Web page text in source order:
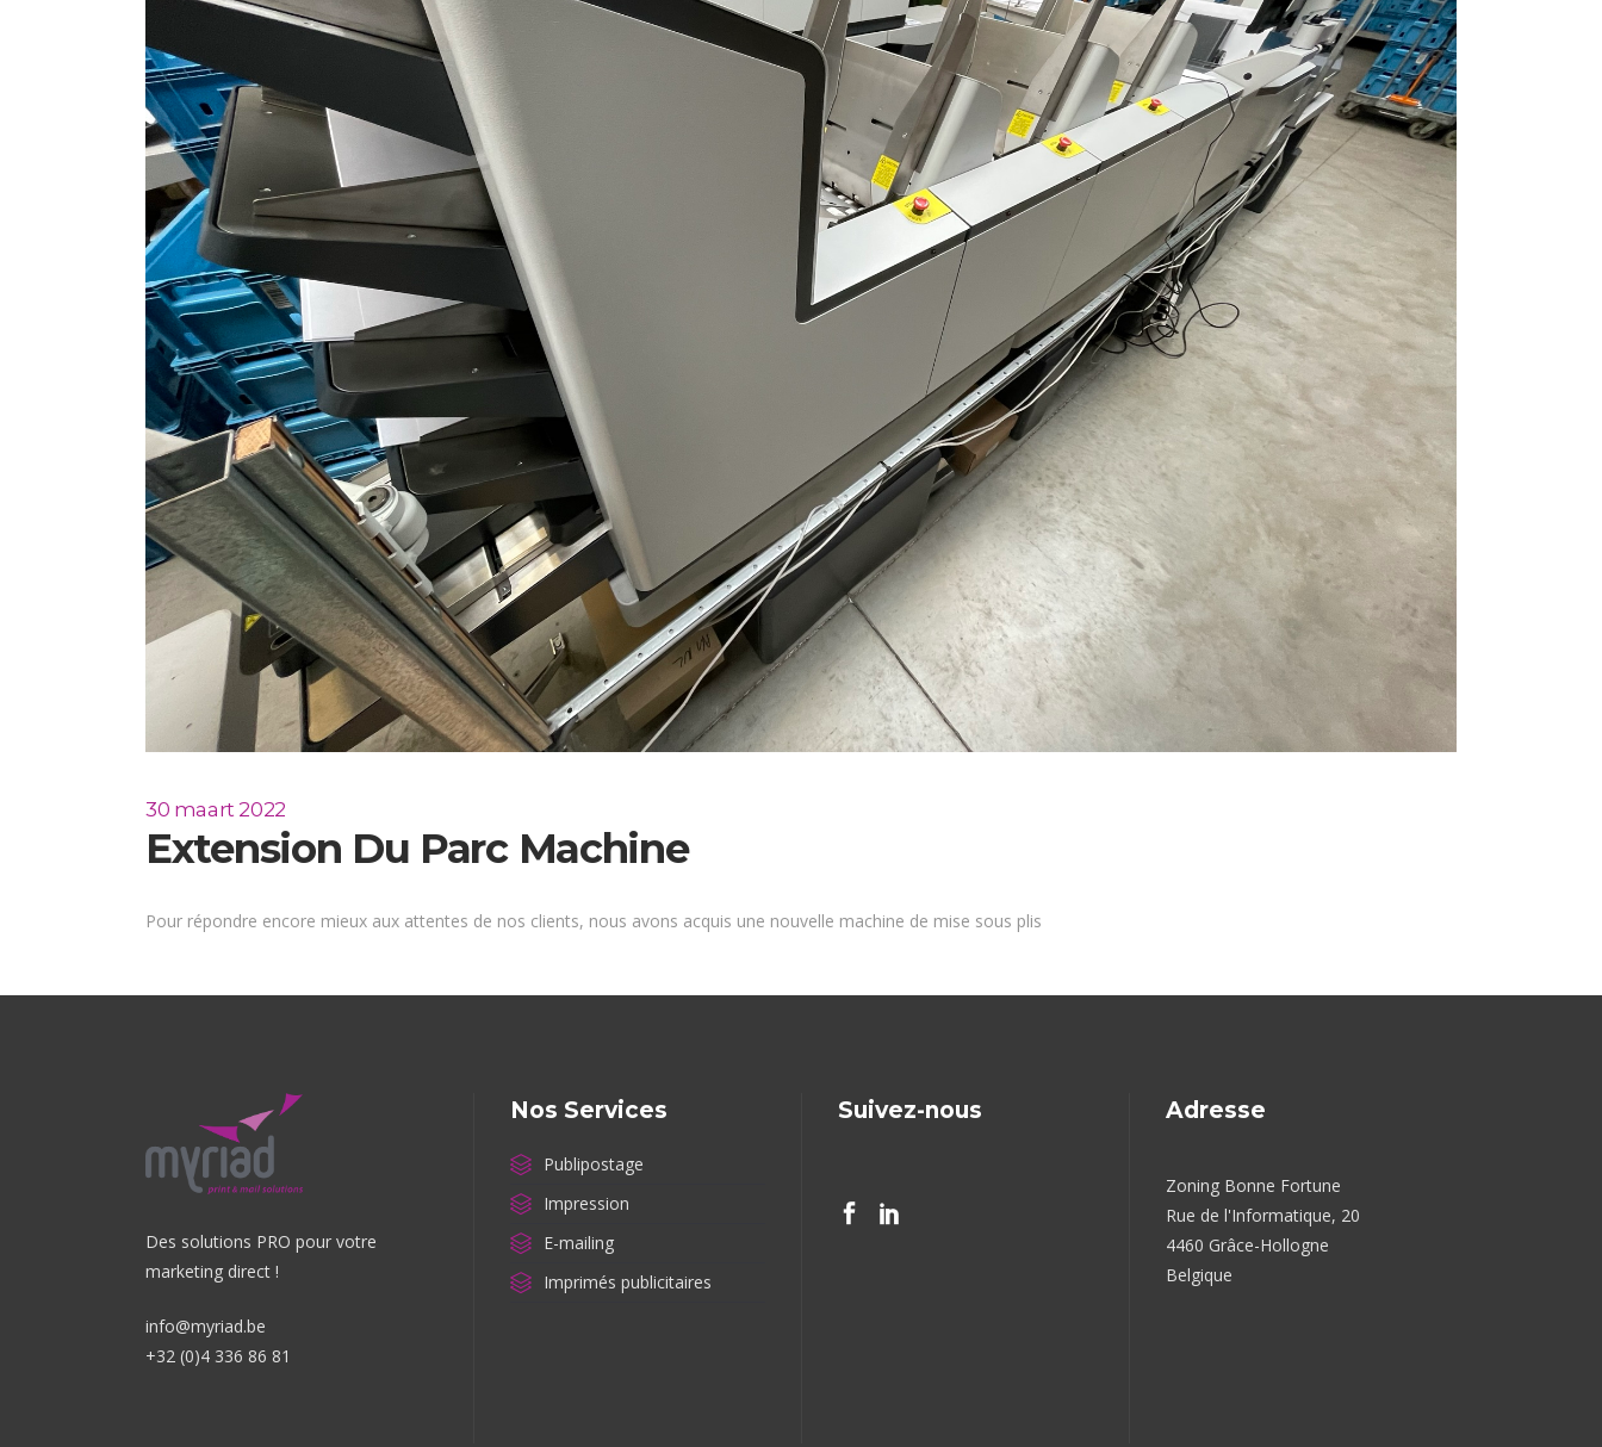
30 maart 2022
Extension Du Parc Machine
Pour répondre encore mieux aux attentes de nos clients, nous avons acquis une nouvelle machine de mise sous plis
Des solutions PRO pour votre
marketing direct !
info@myriad.be
+32 (0)4 336 86 81
Nos Services
Publipostage
Impression
E-mailing
Imprimés publicitaires
Suivez-nous Adresse
Zoning Bonne Fortune
Rue de l'Informatique, 20
4460 Grâce-Hollogne
Belgique